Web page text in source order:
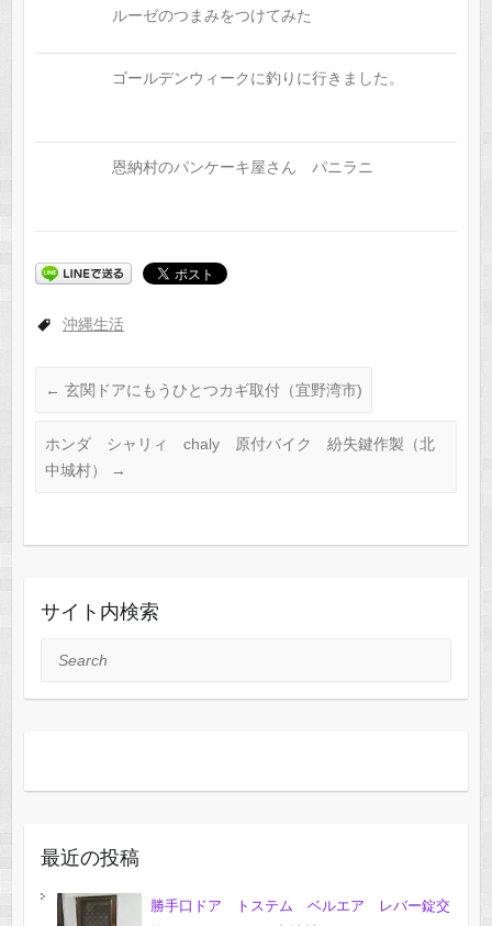
ルーゼのつまみをつけてみた
ゴールデンウィークに釣りに行きました。
恩納村のパンケーキ屋さん パニラニ
沖縄生活
← 玄関ドアにもうひとつカギ取付（宜野湾市)
ホンダ シャリィ chaly 原付バイク 紛失鍵作製（北
中城村）
→
サイト内検索
Search
最近の投稿
勝手口ドア トステム ベルエア レバー錠交